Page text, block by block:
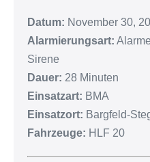
Datum: November 30,
Alarmierungsart:
Sirene
Dauer: 28 Minuten
Einsatzart: BMA
Einsatzort: Bargfeld-
Fahrzeuge: HLF 20